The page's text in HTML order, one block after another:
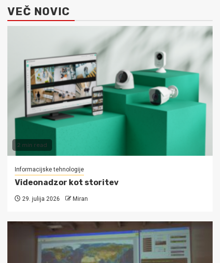
VEČ NOVIC
2 min read
Informacijske tehnologije
Videonadzor kot storitev
29. julija 2026 Miran